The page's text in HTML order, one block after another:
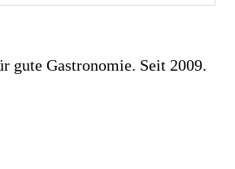
gute Gastronomie. Seit 2009.